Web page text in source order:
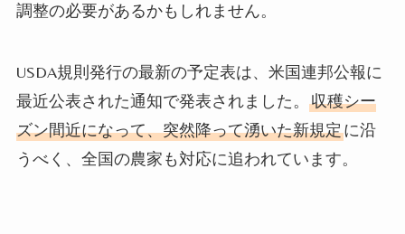
調整の必要があるかもしれません。
USDA規則発行の最新の予定表は、米国連邦公報に
最近公表された通知で発表されました。 収穫シー
ズン間近になって、突然降って湧いた新規定に沿
うべく、全国の農家も対応に追われています。